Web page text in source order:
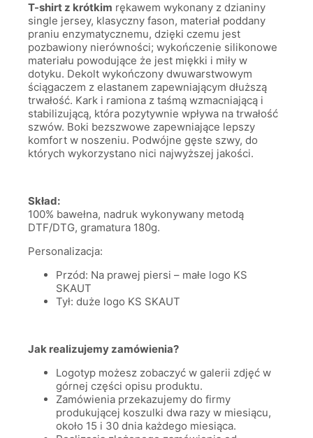
T-shirt z krótkim rękawem wykonany z dzianiny
single jersey, klasyczny fason, materiał poddany
praniu enzymatycznemu, dzięki czemu jest
pozbawiony nierówności; wykończenie silikonowe
materiału powodujące że jest miękki i miły w
dotyku. Dekolt wykończony dwuwarstwowym
ściągaczem z elastanem zapewniającym dłuższą
trwałość. Kark i ramiona z taśmą wzmacniającą i
stabilizującą, która pozytywnie wpływa na trwałość
szwów. Boki bezszwowe zapewniające lepszy
komfort w noszeniu. Podwójne gęste szwy, do
których wykorzystano nici najwyższej jakości.
Skład:
100% bawełna, nadruk wykonywany metodą
DTF/DTG, gramatura 180g.
Personalizacja:
Przód: Na prawej piersi – małe logo KS
SKAUT
Tył: duże logo KS SKAUT
Jak realizujemy zamówienia?
Logotyp możesz zobaczyć w galerii zdjęć w
górnej części opisu produktu.
Zamówienia przekazujemy do firmy
produkującej koszulki dwa razy w miesiącu,
około 15 i 30 dnia każdego miesiąca.